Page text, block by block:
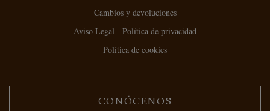
Cambios y devoluciones
Aviso Legal - Política de privacidad
Política de cookies
CONÓCENOS